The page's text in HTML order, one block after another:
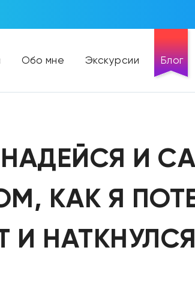
Обо мне Экскурсии Блог
НАДЕЙСЯ И
КАК Я
И